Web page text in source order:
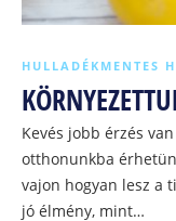
HULLADÉKMENTES
Kevés jobb érzés
otthonunkba
vajon hogyan lesz a
jó élmény, mint…